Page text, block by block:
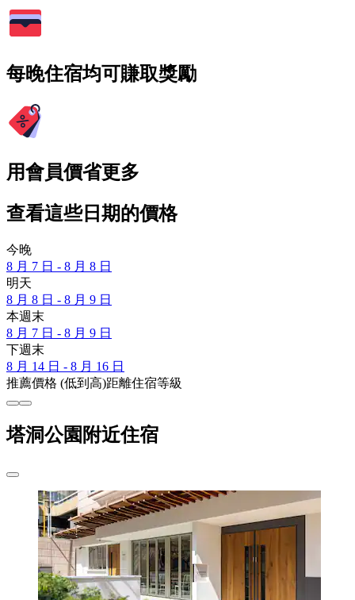
每晚住宿均可賺取獎勵
用會員價省更多
查看這些日期的價格
今晚
8 月 7 日 - 8 月 8 日
明天
8 月 8 日 - 8 月 9 日
本週末
8 月 7 日 - 8 月 9 日
下週末
8 月 14 日 - 8 月 16 日
推薦價格 (低到高)距離住宿等級
塔洞公園附近住宿